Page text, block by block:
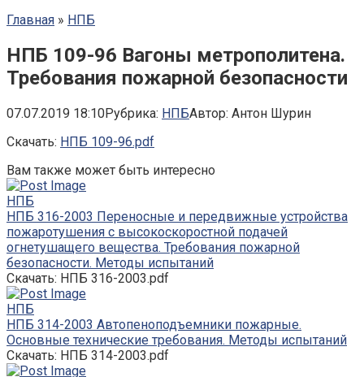
Главная » НПБ
НПБ 109-96 Вагоны метрополитена.
Требования пожарной безопасности
07.07.2019 18:10Рубрика: НПБАвтор: Антон Шурин
Скачать: НПБ 109-96.pdf
Вам также может быть интересно
НПБ
НПБ 316-2003 Переносные и передвижные устройства
пожаротушения с высокоскоростной подачей
огнетушащего вещества. Требования пожарной
безопасности. Методы испытаний
Скачать: НПБ 316-2003.pdf
НПБ
НПБ 314-2003 Автопеноподъемники пожарные.
Основные технические требования. Методы испытаний
Скачать: НПБ 314-2003.pdf